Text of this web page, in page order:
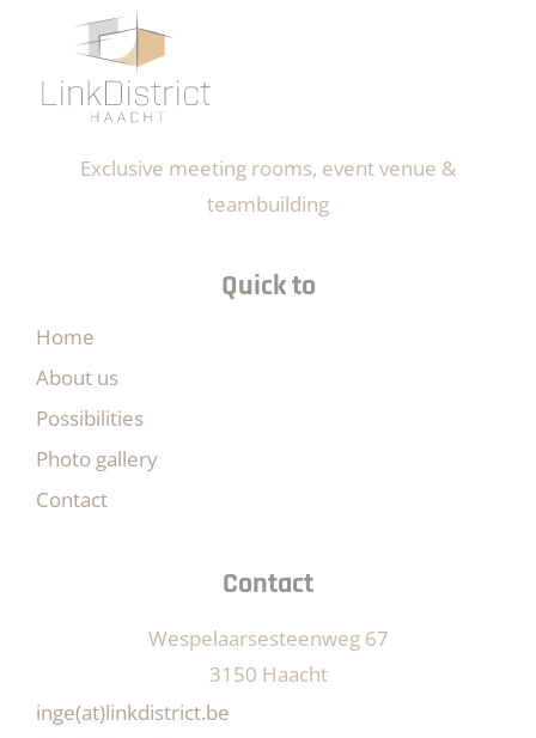
Exclusive meeting rooms, event venue &
teambuilding
Quick to
Home
About us
Possibilities
Photo gallery
Contact
Contact
Wespelaarsesteenweg 67
3150 Haacht
inge(at)linkdistrict.be